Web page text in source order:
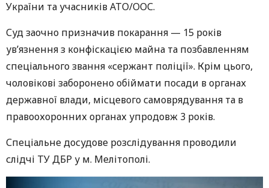
України та учасників АТО/ООС.
Суд заочно призначив покарання — 15 років
ув’язнення з конфіскацією майна та позбавленням
спеціального звання «сержант поліції». Крім цього,
чоловікові заборонено обіймати посади в органах
державної влади, місцевого самоврядування та в
правоохоронних органах упродовж 3 років.
Спеціальне досудове розслідування проводили
слідчі ТУ ДБР у м. Мелітополі.